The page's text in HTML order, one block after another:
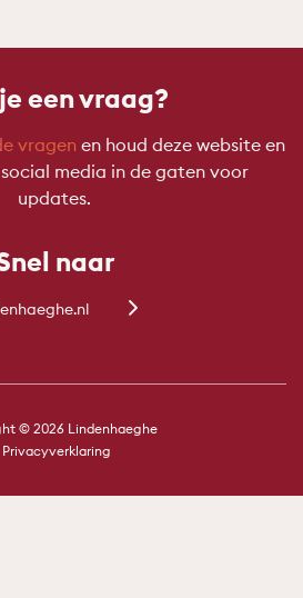
een vraag?
vragen en houd deze website en
media in de gaten voor
updates.
naar
© 2026 Lindenhaeghe
Privacyverklaring